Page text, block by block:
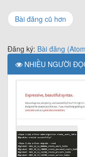
Bài đăng cũ hơn
Đăng ký: Bài đăng
NHIỀU NGƯỜI